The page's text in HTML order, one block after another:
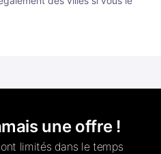
une offre !
limités dans le temps